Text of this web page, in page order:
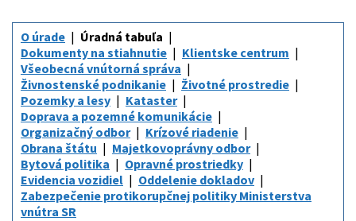
O úrade
Úradná tabuľa
Dokumenty na stiahnutie
Klientske centrum
Všeobecná vnútorná správa
Živnostenské podnikanie
Životné prostredie
Pozemky a lesy
Kataster
Doprava a pozemné komunikácie
Organizačný odbor
Krízové riadenie
Obrana štátu
Majetkovoprávny odbor
Bytová politika
Opravné prostriedky
Evidencia vozidiel
Oddelenie dokladov
Zabezpečenie protikorupčnej politiky Ministerstva
vnútra SR